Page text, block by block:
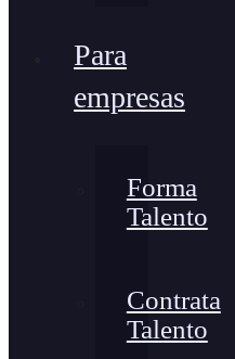
Para
empresas
Forma
Talento
Contrata
Talento